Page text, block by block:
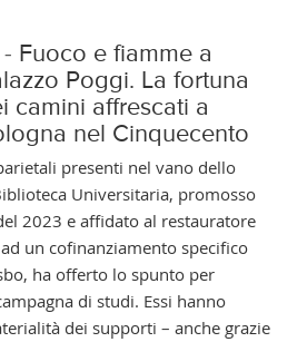
- Fuoco e fiamme a
Poggi. La fortuna
camini affrescati a
nel Cinquecento
presenti nel vano dello
Universitaria, promosso
2023 e affidato al restauratore
un cofinanziamento specifico
ha offerto lo spunto per
di studi. Essi hanno
dei supporti – anche grazie